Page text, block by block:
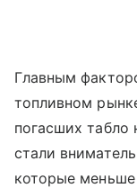
Главным
топливном
погасших табло
стали
которые меньше